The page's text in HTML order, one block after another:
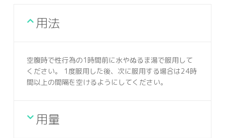
用法
空腹時で性行為の1時間前に水やぬるま湯で服用して
ください。 1度服用した後、次に服用する場合は24時
間以上の間隔を空けるようにしてください。
用量